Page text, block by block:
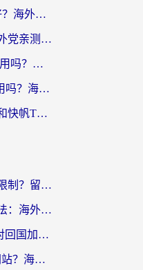
雷神手游和sixfast哪个好？海外党亲测3款回国加速器，教你选对不踩坑
穿梭和快喵好用吗？海外党亲测：小众加速器对比+番茄加速器深度体验
云极和Unblock Youku好用吗？海外党亲测+2026回国加速器避坑指南
ChickCN和海外回国好用吗？海外党2026亲测：从手游到影音，选对加速器的3个关键
海外党必看：雷神手游和快帆TV版好用吗？3步选对回国加速器不踩坑
酷狗在海外用怎么版权限制？留学生亲测：3步解决听国内音乐难题
国外用微信加速器的方法：海外党无缝连接国内生活的实用指南
国外看芒果tv总卡？选对回国加速器，轻松追《浪姐》不费劲
在国外怎么看nba直播网站？海外党专属体育观赛指南，告别地区限制！